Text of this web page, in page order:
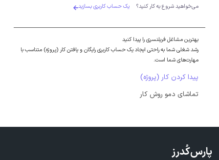
می‌خواهید شروع به کار کنید؟ یک حساب کاربری بسازید
بهترین مشاغل فریلنسری را پیدا کنید
رشد شغلی شما به راحتی ایجاد یک حساب کاربری رایگان و یافتن کار (پروژه) متناسب با
مهارت‌های شما است.
پیدا کردن کار (پروژه)
تماشای دمو روش کار
پارس‌کُدرز